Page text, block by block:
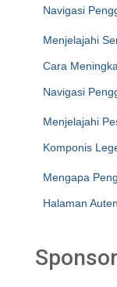
Navigasi
Menjelajahi
Cara
Navigasi
Menjelajahi
Komponis
Mengapa
Halaman
Sponsor